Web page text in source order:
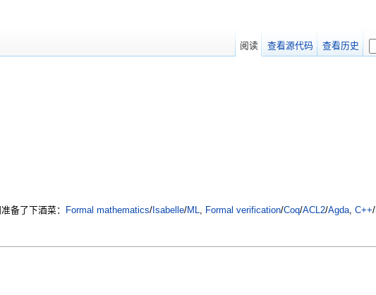
备了下酒菜： Formal mathematics/ Isabelle/ML, Formal verification/Coq/ACL2/Agda, C++/
阅读 查看源代码 查看历史